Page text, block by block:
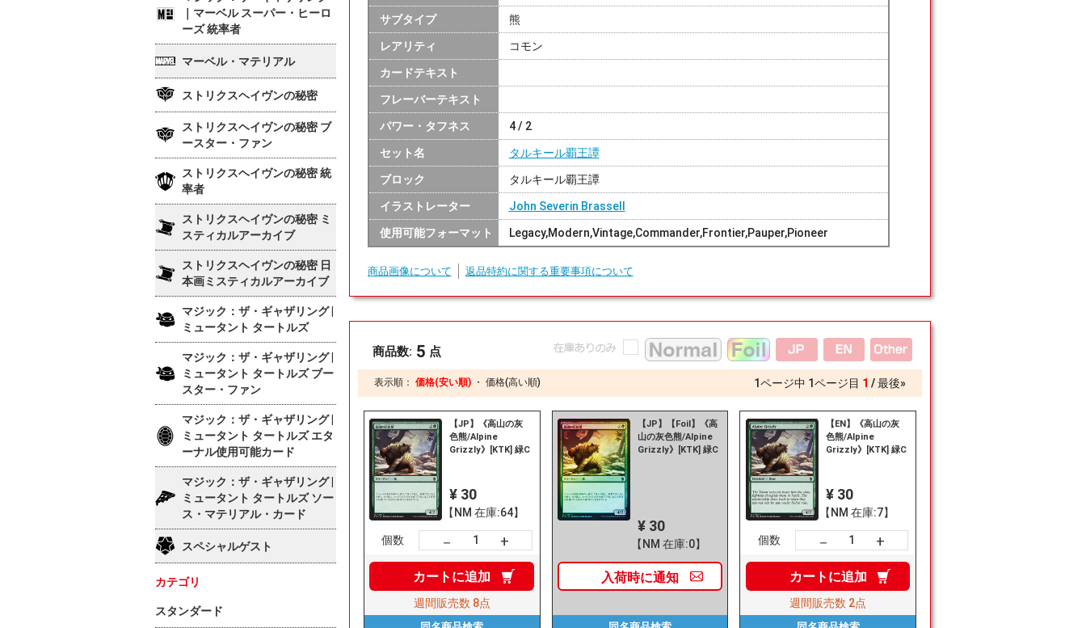
サブタイプ 熊
レアリティ コモン
カードテキスト
フレーバーテキスト
パワー・タフネス 4 / 2
セット名 タルキール覇王譚
ブロック タルキール覇王譚
イラストレーター John Severin Brassell
使用可能フォーマット Legacy,Modern,Vintage,Commander,Frontier,Pauper,Pioneer
商品画像について 返品特約に関する重要事項について
商品数: 5 点
表示順： 価格(安い順) ・ 価格(高い順) 1ページ中 1ページ目 1 最後»
【JP】《高山の灰
色熊/Alpine
Grizzly》[KTK] 緑C
¥ 30
【NM 在庫:64】
個数 － +
カートに追加
週間販売数 8点
【JP】【Foil】《高
山の灰色熊/Alpine
Grizzly》[KTK] 緑C
¥ 30
【NM 在庫:0】
入荷時に通知
【EN】《高山の灰
色熊/Alpine
Grizzly》[KTK] 緑C
¥ 30
【NM 在庫:7】
個数 － +
カートに追加
週間販売数 2点